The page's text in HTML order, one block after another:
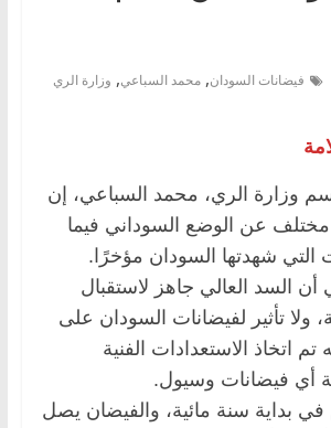
فيضانات السودان, محمد السباعي, وزارة الري
وزارة الري، محمد السباعي، إن
عن الوضع السوداني فيما
التي شهدتها السودان مؤخرًا.
السد العالي جاهز لاستقبال
ولا تأثير لفيضانات السودان على
اتخاذ الاستعدادات الفنية
أي فيضانات وسيول.
في بداية سنة مائية، والفيضان يصل